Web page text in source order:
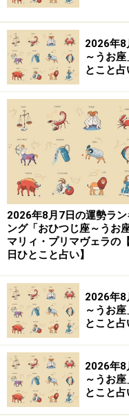
を休ませること。
＞今週の運勢！ 章月
7位：しし座／
生まれ）
気配りが幸運のカギ
う。
＞今週の運勢！ 章月
6位：やぎ座／
生まれ）
集団の中で目立つと
う。
2026年8
～うお
とこと占
2026年8月7日の運勢ラン
ング「おひつじ座～うお座
マリィ・プリマヴェラの
日ひとこと占い】
2026年8
～うお
とこと占
2026年8
～うお
とこと占